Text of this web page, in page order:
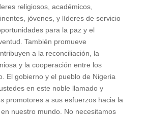
religiosos, académicos,
jóvenes, y líderes de servicio
para la paz y el
También promueve
a la reconciliación, la
y la cooperación entre los
El gobierno y el pueblo de Nigeria
en este noble llamado y
promotores a sus esfuerzos hacia la
nuestro mundo. No necesitamos